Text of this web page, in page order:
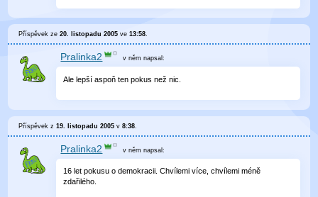
Příspěvek ze20. listopadu 2005 ve13:58.
Pralinka2 v něm napsal:
Ale lepší aspoň ten pokus než nic.
Příspěvek z19. listopadu 2005 v8:38
Pralinka2 v něm napsal:
16 let pokusu o demokracii. Chvílemi více, chvílemi méně
zdařilého.